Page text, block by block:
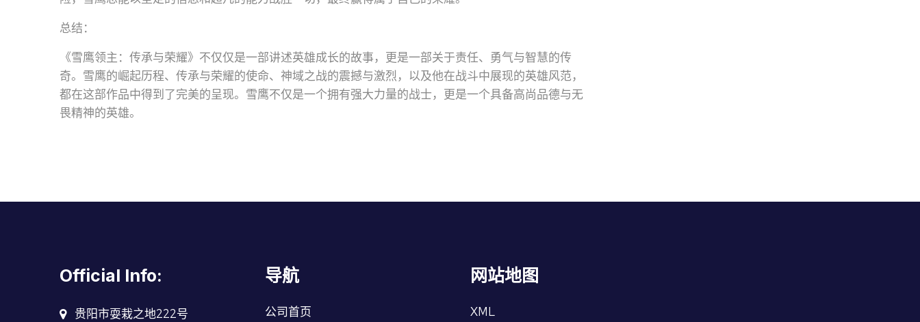
总结：
《雪鹰领主：传承与荣耀》不仅仅是一部讲述英雄成长的故事，更是一部关于责任、勇气与智慧的传
奇。雪鹰的崛起历程、传承与荣耀的使命、神域之战的震撼与激烈，以及他在战斗中展现的英雄风范，
都在这部作品中得到了完美的呈现。雪鹰不仅是一个拥有强大力量的战士，更是一个具备高尚品德与无
畏精神的英雄。
Official Info:
贵阳市耍栽之地222号
导航
公司首页
网站地图
XML